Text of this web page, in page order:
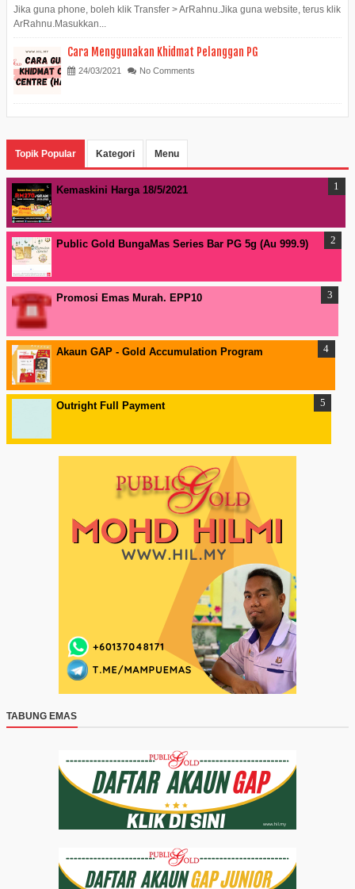
Jika guna phone, boleh klik Transfer > ArRahnu.Jika guna website, terus klik
ArRahnu.Masukkan...
Cara Menggunakan Khidmat Pelanggan PG
24/03/2021 No Comments
Topik Popular Kategori Menu
Kemaskini Harga 18/5/2021
Public Gold BungaMas Series Bar PG 5g (Au 999.9)
Promosi Emas Murah. EPP10
Akaun GAP - Gold Accumulation Program
Outright Full Payment
TABUNG EMAS